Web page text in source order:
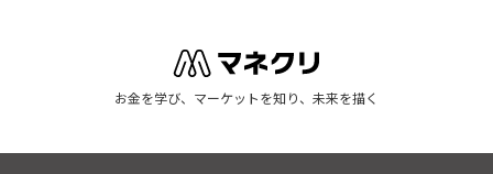
お金を学び、マーケットを知り、未来を描く